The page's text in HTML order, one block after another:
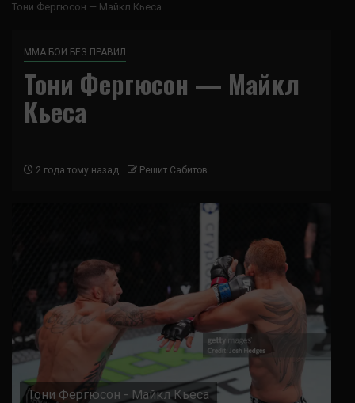
Тони Фергюсон — Майкл Кьеса
ММА БОИ БЕЗ ПРАВИЛ
Тони Фергюсон — Майкл
Кьеса
2 года тому назад Решит Сабитов
Тони Фергюсон - Майкл Кьеса